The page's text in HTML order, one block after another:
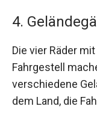
4.
Die vier Räder
Fahrgestell
verschiedene
dem Land, die